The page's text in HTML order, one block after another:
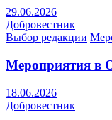
29.06.2026
Добровестник
Выбор редакции
Мероприятия в
18.06.2026
Добровестник